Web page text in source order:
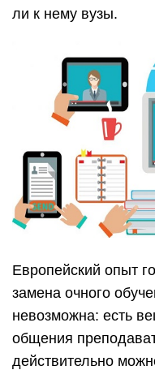
ли к нему вузы.
Европейский опыт
замена очного
невозможна: есть
общения
действительно